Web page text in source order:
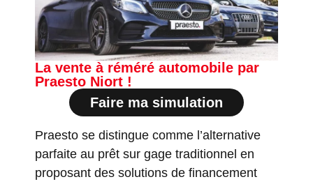
La vente à réméré automobile par
Praesto Niort !
Faire ma simulation
Praesto se distingue comme l’alternative
parfaite au prêt sur gage traditionnel en
proposant des solutions de financement